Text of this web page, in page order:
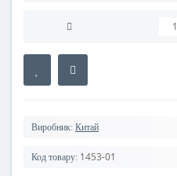
Виробник: Китай
Код товару: 1453-01